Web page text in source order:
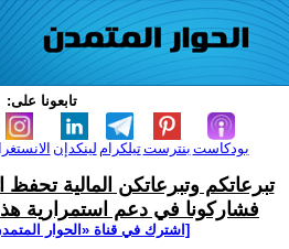
تابعونا على:
لينكدإن تيلكرامبنترست بودكاست
تبرعاتكم وتبرعاتكن المالية تحفظ
فشاركونا في دعم استمرارية
[اشترك في قناة ‫«الحوار